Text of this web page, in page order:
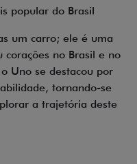
popular do Brasil
um carro; ele é uma
no Brasil e no
Uno se destacou por
tornando-se
a trajetória deste